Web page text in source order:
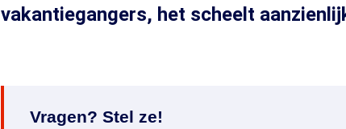
vakantiegangers, het scheelt
Vragen? Stel ze!